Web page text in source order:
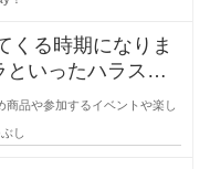
くる時期になりま
商品や参加するイベントや楽し
し